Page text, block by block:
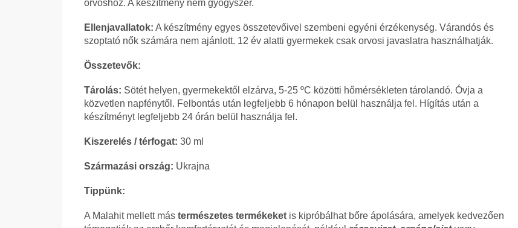
orvoshoz. A készítmény nem gyógyszer.
Ellenjavallatok: A készítmény egyes összetevőivel szembeni egyéni érzékenység. Várandós és
szoptató nők számára nem ajánlott. 12 év alatti gyermekek csak orvosi javaslatra használhatják.
Összetevők:
Tárolás: Sötét helyen, gyermekektől elzárva, 5-25 ºC közötti hőmérsékleten tárolandó. Óvja a
közvetlen napfénytől. Felbontás után legfeljebb 6 hónapon belül használja fel. Hígítás után a
készítményt legfeljebb 24 órán belül használja fel.
Kiszerelés / térfogat: 30 ml
Származási ország: Ukrajna
Tippünk:
A Malahit mellett más természetes termékeket is kipróbálhat bőre ápolására, amelyek kedvezően